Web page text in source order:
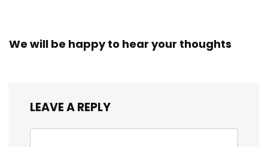
We will be happy to hear your thoughts
LEAVE A REPLY